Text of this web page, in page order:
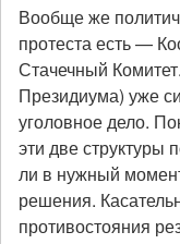
Вообще же
протеста есть —
Стачечный
Президиума) уже
уголовное дело.
эти две структуры
ли в нужный
решения.
противостояния